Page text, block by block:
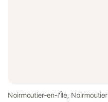
Noirmoutier-en-l'Île, Noirmoutier